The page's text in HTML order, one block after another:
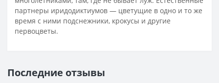
партнеры иридодиктиумов — цветущие в одно и то же
время с ними подснежники, крокусы и другие
первоцветы.
Последние отзывы